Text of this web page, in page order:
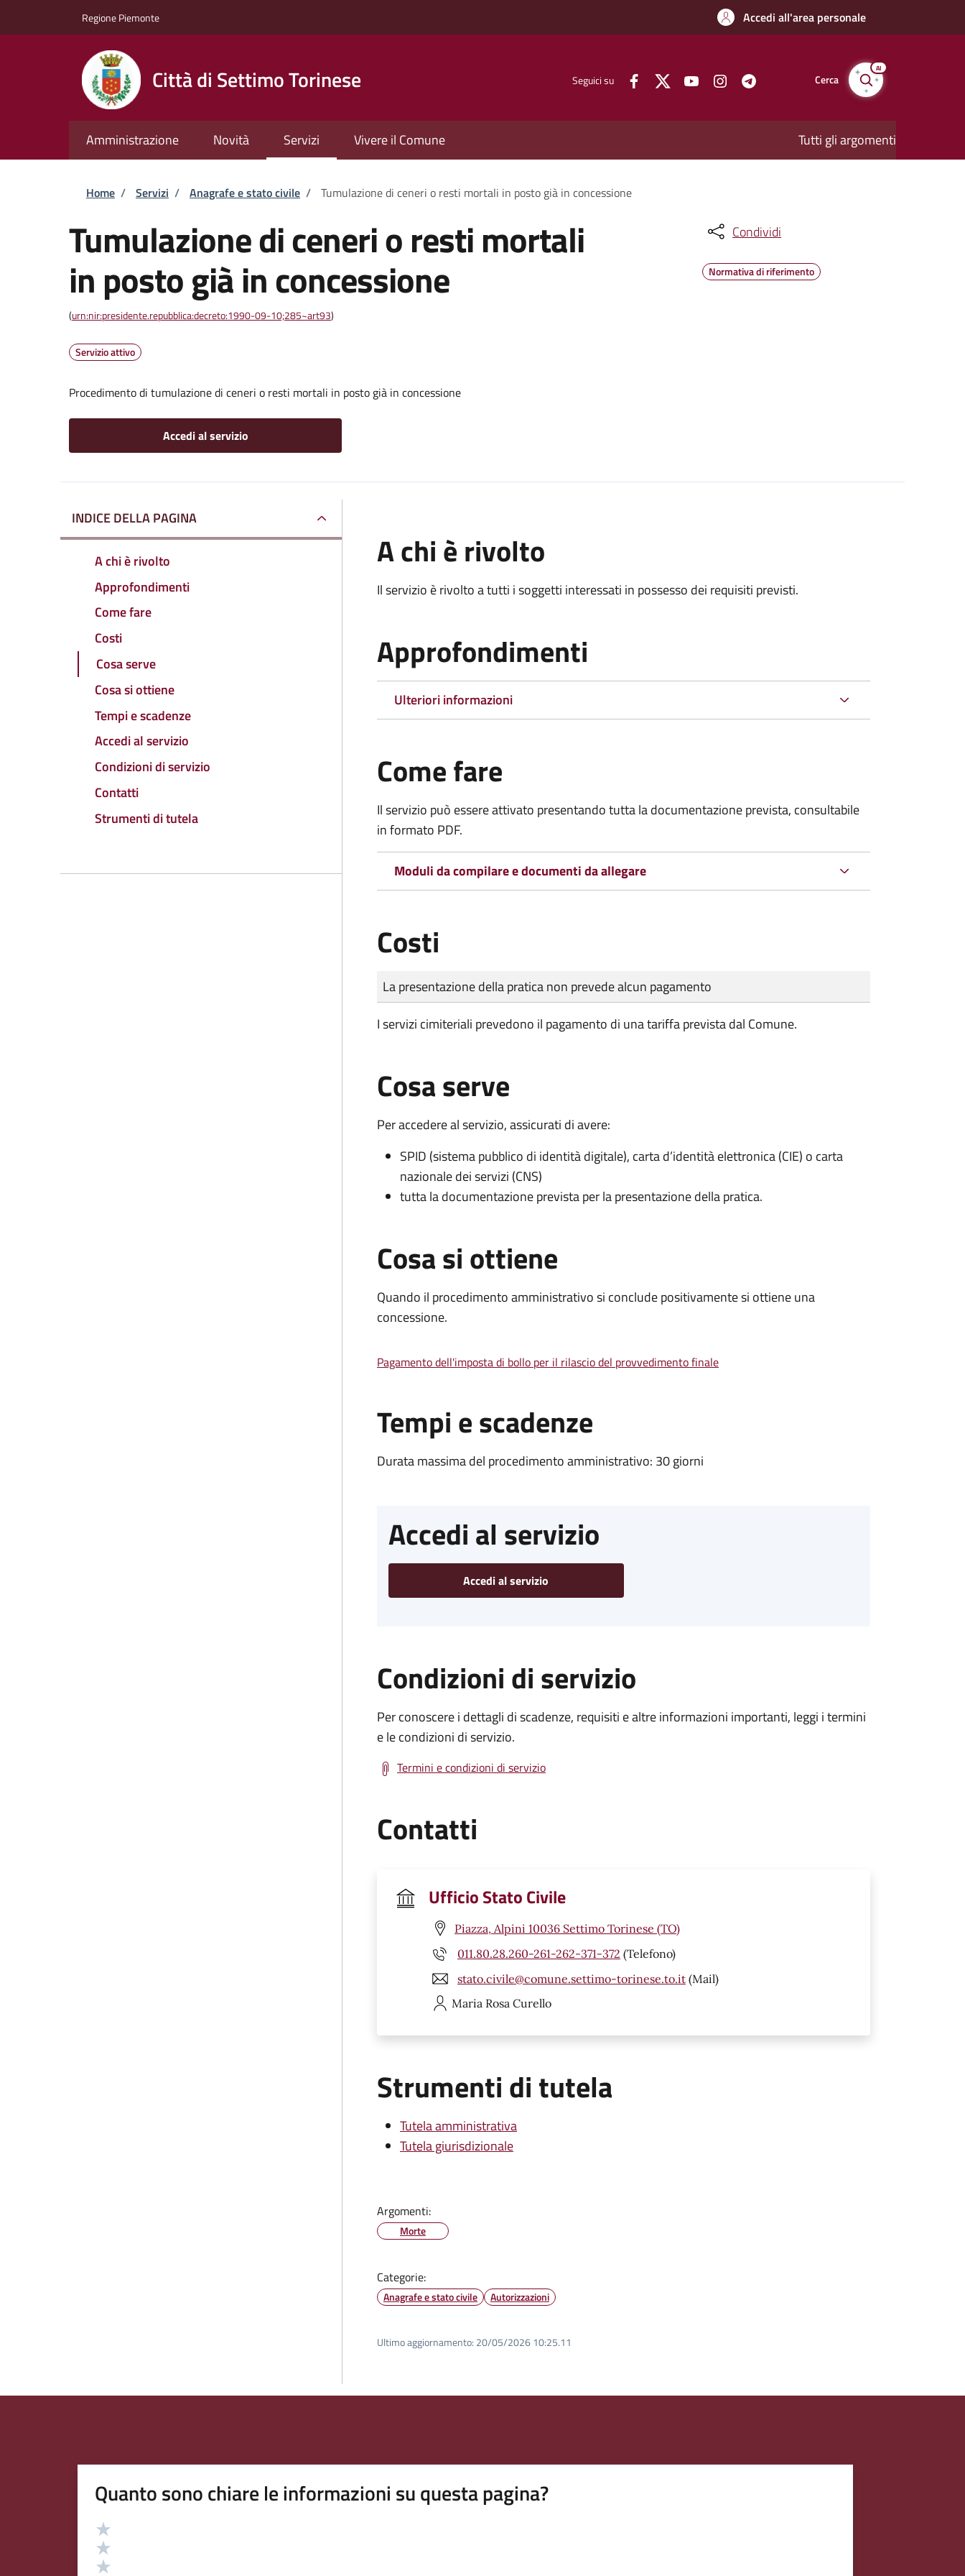
Regione Piemonte Accedi all'area personale
Città di Settimo Torinese Seguici su Cerca
AI
Amministrazione Novità Servizi Vivere il Comune Tutti gli argomenti
Briciole di pane
Home / Servizi / Anagrafe e stato civile / Tumulazione di ceneri o resti mortali in posto già in concessione
Tumulazione di ceneri o resti mortali
in posto già in concessione
(urn:nir:presidente.repubblica:decreto:1990-09-10;285~art93)
Servizio attivo
Procedimento di tumulazione di ceneri o resti mortali in posto già in concessione
Accedi al servizio
Condividi
Normativa di riferimento
INDICE DELLA PAGINA
A chi è rivolto
Approfondimenti
Come fare
Costi
Cosa serve
Cosa si ottiene
Tempi e scadenze
Accedi al servizio
Condizioni di servizio
Contatti
Strumenti di tutela
A chi è rivolto
Il servizio è rivolto a tutti i soggetti interessati in possesso dei requisiti previsti.
Approfondimenti
Ulteriori informazioni
Come fare
Il servizio può essere attivato presentando tutta la documentazione prevista, consultabile
in formato PDF.
Moduli da compilare e documenti da allegare
Costi
Tipo di pagamento
Importo
La presentazione della pratica non prevede alcun pagamento
I servizi cimiteriali prevedono il pagamento di una tariffa prevista dal Comune.
Cosa serve
Per accedere al servizio, assicurati di avere:
SPID (sistema pubblico di identità digitale), carta d’identità elettronica (CIE) o carta
nazionale dei servizi (CNS)
tutta la documentazione prevista per la presentazione della pratica.
Cosa si ottiene
Quando il procedimento amministrativo si conclude positivamente si ottiene una
concessione.
Pagamento dell'imposta di bollo per il rilascio del provvedimento finale
Tempi e scadenze
Durata massima del procedimento amministrativo: 30 giorni
Accedi al servizio
Accedi al servizio
Condizioni di servizio
Per conoscere i dettagli di scadenze, requisiti e altre informazioni importanti, leggi i termini
e le condizioni di servizio.
Termini e condizioni di servizio
Contatti
Ufficio Stato Civile
Piazza, Alpini 10036 Settimo Torinese (TO)
011.80.28.260-261-262-371-372 (Telefono)
stato.civile@comune.settimo-torinese.to.it (Mail)
Maria Rosa Curello
Strumenti di tutela
Tutela amministrativa
Tutela giurisdizionale
Argomenti:
Morte
Categorie:
Anagrafe e stato civile Autorizzazioni
Ultimo aggiornamento: 20/05/2026 10:25.11
Quanto sono chiare le informazioni su questa pagina?
Valutazione